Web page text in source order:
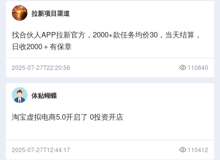
拉新项目渠道
找合伙人APP拉新官方，2000+款任务均价30，当天结算，
日收2000＋有保章
2025-07-27T22:20:56 110840
体贴蝴蝶
淘宝虚拟电商5.0开启了 0投资开店
2025-07-27T12:44:17 110412